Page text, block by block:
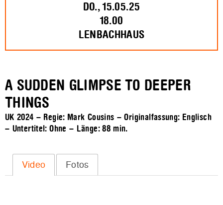
DO., 15.05.25
18.00
LENBACHHAUS
A SUDDEN GLIMPSE TO DEEPER
THINGS
UK 2024 – Regie: Mark Cousins – Originalfassung: Englisch
– Untertitel: Ohne – Länge:88 min.
Video Fotos